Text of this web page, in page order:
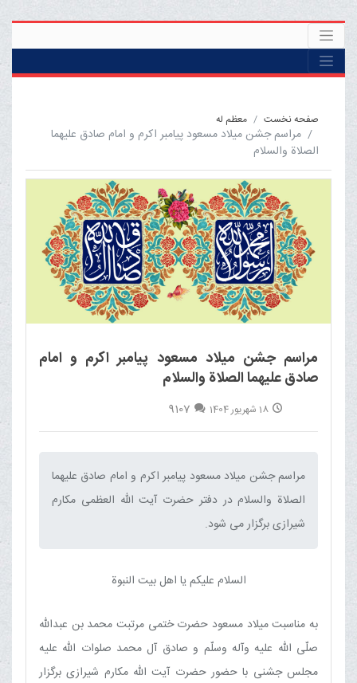
صفحه نخست معظم له
مراسم جشن میلاد مسعود پیامبر اکرم و امام صادق علیهما
الصلاة والسلام
مراسم جشن میلاد مسعود پیامبر اکرم و امام
صادق علیهما الصلاة والسلام
18 شهریور 1404 9107
مراسم جشن میلاد مسعود پیامبر اکرم و امام صادق علیهما
الصلاة والسلام در دفتر حضرت آیت الله العظمی مکارم
شیرازی برگزار می شود.‌
السلام علیکم یا اهل بیت النبوة
به مناسبت میلاد مسعود حضرت ختمی مرتبت محمد بن عبدالله
صلّی الله علیه وآله وسلّم و صادق آل محمد صلوات الله علیه
مجلس جشنی با حضور حضرت آیت الله مکارم شیرازی برگزار